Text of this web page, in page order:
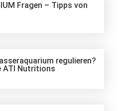
Fragen – Tipps von
regulieren?
ATI Nutritions